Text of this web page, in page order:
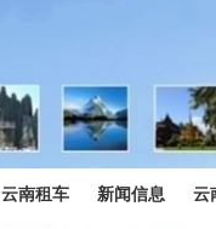
云南租车 新闻信息 云